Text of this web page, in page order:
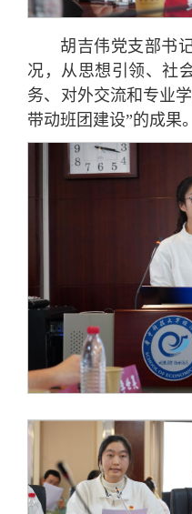
胡吉伟党支部书
况，从思想引领、社
务、对外交流和专业
带动班团建设”的成果。